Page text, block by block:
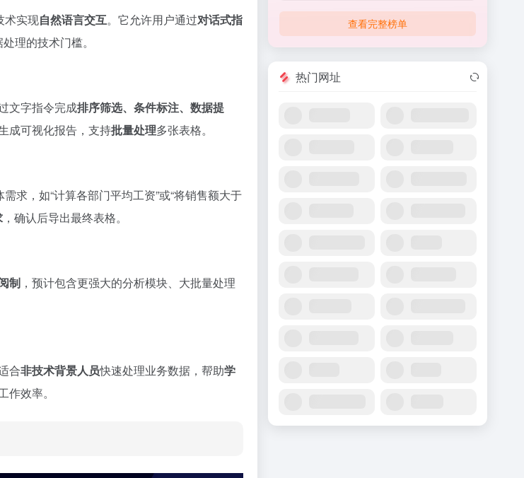
术实现自然语言交互。它允许用户通过对话式指
理的技术门槛。
文字指令完成排序筛选、条件标注、数据提
成可视化报告，支持批量处理多张表格。
求，如“计算各部门平均工资”或“将销售额大于
，确认后导出最终表格。
制 ，预计包含更强大的分析模块、大批量处理
合非技术背景人员快速处理业务数据，帮助学
效率。
查看完整榜单
热门网址